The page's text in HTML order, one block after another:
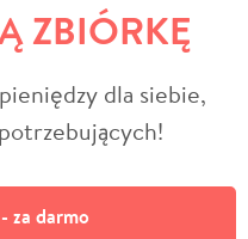
ZBIÓRKĘ
pieniędzy dla siebie,
za darmo